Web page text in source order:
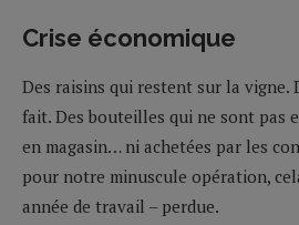
Crise économique
Des raisins qui restent sur la vigne.
fait. Des bouteilles qui ne sont pas
en magasin… ni achetées par les
pour notre minuscule opération,
année de travail – perdue.